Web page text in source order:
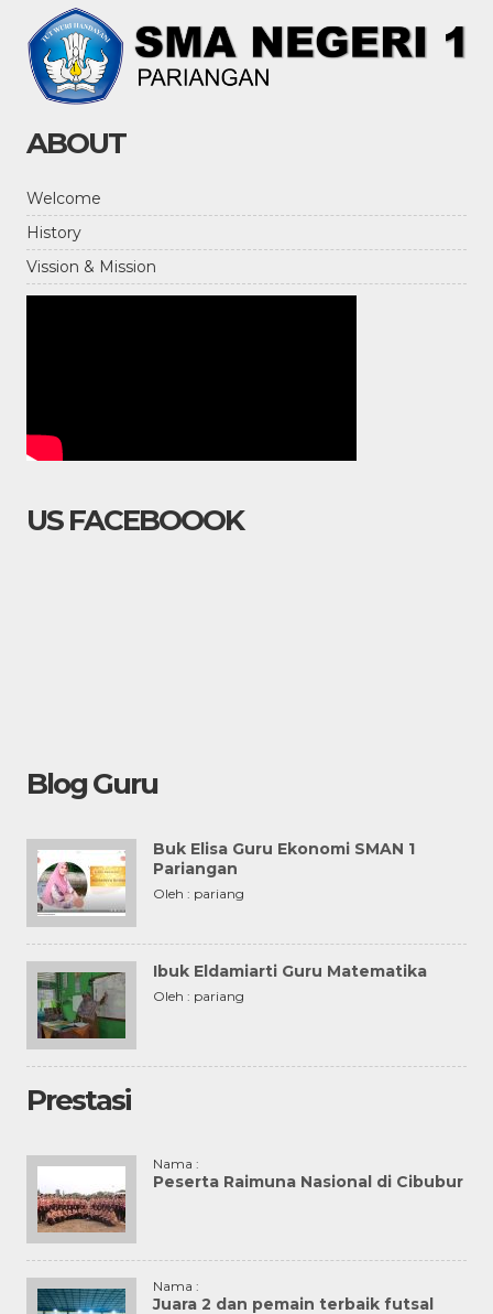
ABOUT
Welcome
History
Vission & Mission
US FACEBOOOK
Blog Guru
Buk Elisa Guru Ekonomi SMAN 1
Pariangan
Oleh : pariang
Ibuk Eldamiarti Guru Matematika
Oleh : pariang
Prestasi
Nama :
Peserta Raimuna Nasional di Cibubur
Nama :
Juara 2 dan pemain terbaik futsal